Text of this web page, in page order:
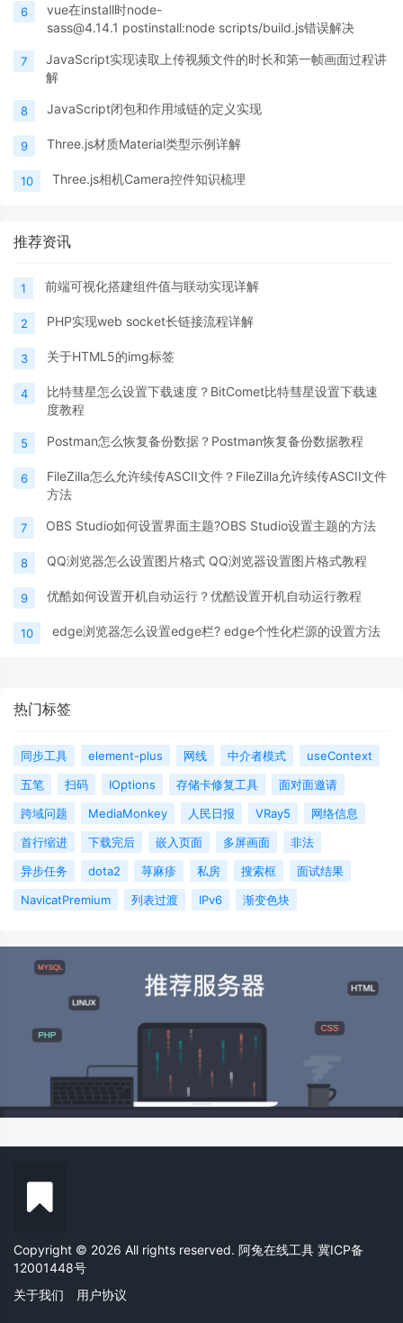
6
vue在install时node-
sass@4.14.1 postinstall:node scripts/build.js错误解决
7
JavaScript实现读取上传视频文件的时长和第一帧画面过程讲
解
8 JavaScript闭包和作用域链的定义实现
9 Three.js材质Material类型示例详解
10 Three.js相机Camera控件知识梳理
推荐资讯
1 前端可视化搭建组件值与联动实现详解
2 PHP实现web socket长链接流程详解
3 关于HTML5的img标签
4
比特彗星怎么设置下载速度？BitComet比特彗星设置下载速
度教程
5 Postman怎么恢复备份数据？Postman恢复备份数据教程
6
FileZilla怎么允许续传ASCII文件？FileZilla允许续传ASCII文件
方法
7 OBS Studio如何设置界面主题?OBS Studio设置主题的方法
8 QQ浏览器怎么设置图片格式 QQ浏览器设置图片格式教程
9 优酷如何设置开机自动运行？优酷设置开机自动运行教程
10 edge浏览器怎么设置edge栏? edge个性化栏源的设置方法
热门标签
同步工具 element-plus 网线 中介者模式
useContext
五笔
扫码 IOptions 存储卡修复工具
面对面邀请
跨域问题
MediaMonkey 人民日报 VRay5
网络信息
首行缩进
下载完后 嵌入页面 多屏画面
非法
异步任务
dota2 荨麻疹 私房 搜索框
面试结果
NavicatPremium
列表过渡 IPv6 渐变色块
Copyright © 2026 All rights reserved. 阿兔在线工具 冀ICP备
12001448号
关于我们
用户协议